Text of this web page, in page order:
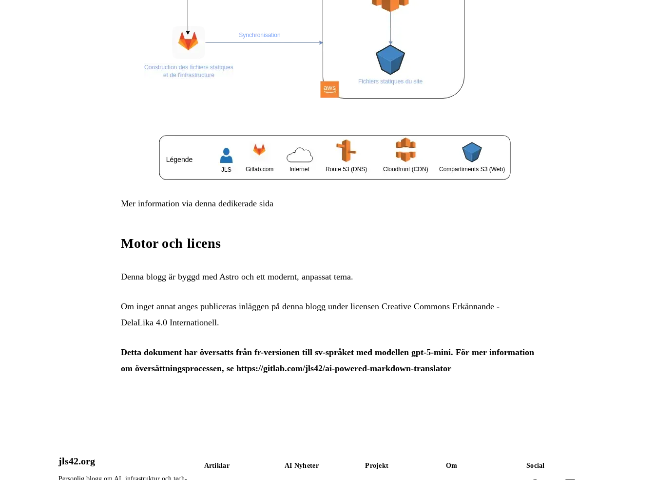
Mer information via denna dedikerade sida
Motor och licens
Denna blogg är byggd med Astro och ett modernt, anpassat tema.
Om inget annat anges publiceras inläggen på denna blogg under licensen Creative Commons Erkännande -
DelaLika 4.0 Internationell.
Detta dokument har översatts från fr-versionen till sv-språket med modellen gpt-5-mini. För mer information
om översättningsprocessen, se https://gitlab.com/jls42/ai-powered-markdown-translator
jls42.org Artiklar AI Nyheter Projekt Om Social